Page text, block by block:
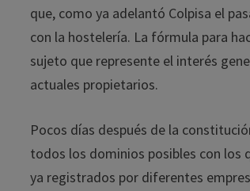
que, como ya adelantó Colpisa el
con la hostelería. La fórmula para
sujeto que represente el interés
actuales propietarios.
Pocos días después de la
todos los dominios posibles con los
ya registrados por diferentes